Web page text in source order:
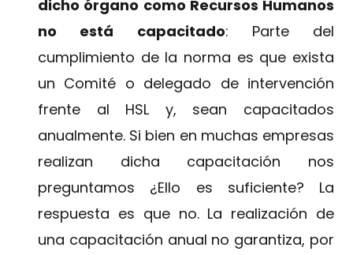
dicho órgano como Recursos Humanos
no está capacitado: Parte del
cumplimiento de la norma es que exista
un Comité o delegado de intervención
frente al HSL y, sean capacitados
anualmente. Si bien en muchas empresas
realizan dicha capacitación nos
preguntamos ¿Ello es suficiente? La
respuesta es que no. La realización de
una capacitación anual no garantiza, por